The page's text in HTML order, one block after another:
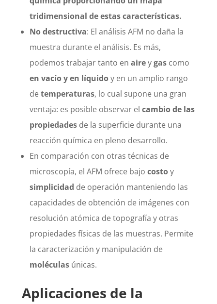
tridimensional de estas características.
No destructiva: El análisis AFM no daña la
muestra durante el análisis. Es más,
podemos trabajar tanto en aireygascomo
en vacío y en líquidoy en un amplio rango
detemperaturas, lo cual supone una gran
ventaja: es posible observar el cambio de las
propiedadesde la superficie durante una
reacción química en pleno desarrollo.
En comparación con otras técnicas de
microscopía, el AFM ofrece bajo costoy
simplicidad de operación manteniendo las
capacidades de obtención de imágenes con
resolución atómica de topografía y otras
propiedades físicas de las muestras. Permite
la caracterización y manipulación de
moléculasúnicas.
Aplicaciones de la